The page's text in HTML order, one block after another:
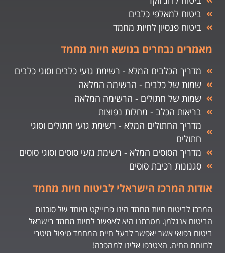
ביטוח למאלפי כלבים
ביטוח פנסיון לחיות מחמד
מאמרים נבחרים בנושא חיות מחמד
מדריך הכלבים המלא - רשימת גזעי כלבים וסוגי כלבים
שמות של כלבים - הרשימה המלאה
שמות של חתולים - הרשימה המלאה
בריאות הכלב - מחלות נפוצות
מדריך החתולים המלא - רשימת גזעי חתולים וסוגי
חתולים
מדריך הסוסים המלא - רשימת גזעי סוסים וסוגי סוסים
סגנונות רכיבת סוסים
אודות המרכז הישראלי לביטוח חיות מחמד
המרכז לביטוח חיות מחמד הינו פרוייקט מיוחד של סוכנות
הביטוח אנגלמן. מטרתנו היא לאפשר לחיות מחמד בישראל
ביטוח רפואי אשר יאפשר לבעל חיית המחמד טיפול מיטבי
לרווחת החיה. הצטרפו אלינו למהפכה!